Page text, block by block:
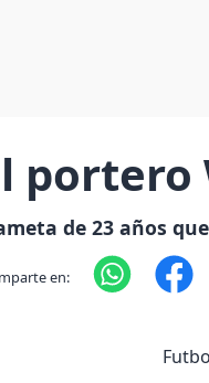
de 23 años
en: